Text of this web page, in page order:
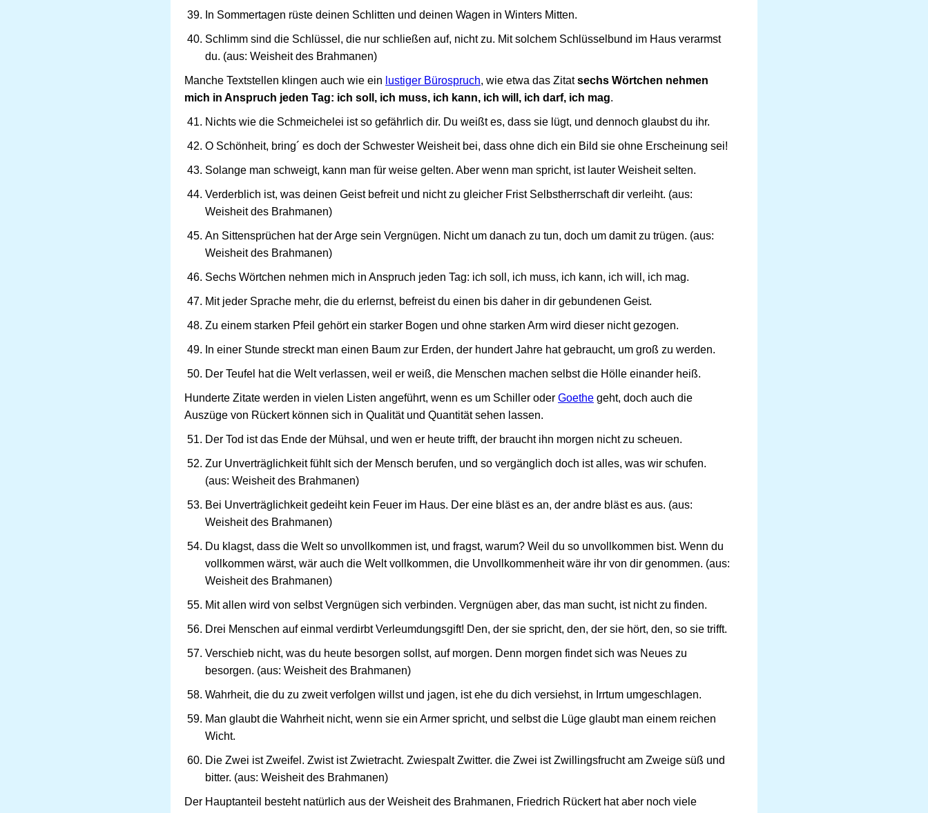
In Sommertagen rüste deinen Schlitten und deinen Wagen in Winters Mitten.
Schlimm sind die Schlüssel, die nur schließen auf, nicht zu. Mit solchem Schlüsselbund im Haus verarmst
du. (aus: Weisheit des Brahmanen)
Manche Textstellen klingen auch wie ein lustiger Bürospruch, wie etwa das Zitatsechs Wörtchen nehmen
mich in Anspruch jeden Tag: ich soll, ich muss, ich kann, ich will, ich darf, ich mag.
Nichts wie die Schmeichelei ist so gefährlich dir. Du weißt es, dass sie lügt, und dennoch glaubst du ihr.
O Schönheit, bring´ es doch der Schwester Weisheit bei, dass ohne dich ein Bild sie ohne Erscheinung sei!
Solange man schweigt, kann man für weise gelten. Aber wenn man spricht, ist lauter Weisheit selten.
Verderblich ist, was deinen Geist befreit und nicht zu gleicher Frist Selbstherrschaft dir verleiht. (aus:
Weisheit des Brahmanen)
An Sittensprüchen hat der Arge sein Vergnügen. Nicht um danach zu tun, doch um damit zu trügen. (aus:
Weisheit des Brahmanen)
Sechs Wörtchen nehmen mich in Anspruch jeden Tag: ich soll, ich muss, ich kann, ich will, ich mag.
Mit jeder Sprache mehr, die du erlernst, befreist du einen bis daher in dir gebundenen Geist.
Zu einem starken Pfeil gehört ein starker Bogen und ohne starken Arm wird dieser nicht gezogen.
In einer Stunde streckt man einen Baum zur Erden, der hundert Jahre hat gebraucht, um groß zu werden.
Der Teufel hat die Welt verlassen, weil er weiß, die Menschen machen selbst die Hölle einander heiß.
Hunderte Zitate werden in vielen Listen angeführt, wenn es um Schiller oder Goethe geht, doch auch die
Auszüge von Rückert können sich in Qualität und Quantität sehen lassen.
Der Tod ist das Ende der Mühsal, und wen er heute trifft, der braucht ihn morgen nicht zu scheuen.
Zur Unverträglichkeit fühlt sich der Mensch berufen, und so vergänglich doch ist alles, was wir schufen.
(aus: Weisheit des Brahmanen)
Bei Unverträglichkeit gedeiht kein Feuer im Haus. Der eine bläst es an, der andre bläst es aus. (aus:
Weisheit des Brahmanen)
Du klagst, dass die Welt so unvollkommen ist, und fragst, warum? Weil du so unvollkommen bist. Wenn du
vollkommen wärst, wär auch die Welt vollkommen, die Unvollkommenheit wäre ihr von dir genommen. (aus:
Weisheit des Brahmanen)
Mit allen wird von selbst Vergnügen sich verbinden. Vergnügen aber, das man sucht, ist nicht zu finden.
Drei Menschen auf einmal verdirbt Verleumdungsgift! Den, der sie spricht, den, der sie hört, den, so sie trifft.
Verschieb nicht, was du heute besorgen sollst, auf morgen. Denn morgen findet sich was Neues zu
besorgen. (aus: Weisheit des Brahmanen)
Wahrheit, die du zu zweit verfolgen willst und jagen, ist ehe du dich versiehst, in Irrtum umgeschlagen.
Man glaubt die Wahrheit nicht, wenn sie ein Armer spricht, und selbst die Lüge glaubt man einem reichen
Wicht.
Die Zwei ist Zweifel. Zwist ist Zwietracht. Zwiespalt Zwitter. die Zwei ist Zwillingsfrucht am Zweige süß und
bitter. (aus: Weisheit des Brahmanen)
Der Hauptanteil besteht natürlich aus der Weisheit des Brahmanen, Friedrich Rückert hat aber noch viele